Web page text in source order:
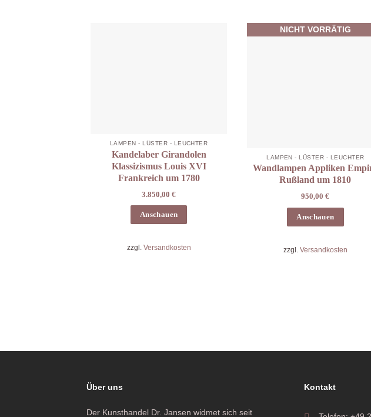
LAMPEN - LÜSTER - LEUCHTER
Kandelaber Girandolen
Klassizismus Louis XVI
Frankreich um 1780
3.850,00€
Anschauen
zzgl. Versandkosten
NICHT VORRÄTIG
LAMPEN - LÜSTER - LEUCHTER
Wandlampen Appliken
Rußland um 1810
950,00€
Anschauen
zzgl. Versandkosten
Über uns
Der Kunsthandel Dr. Jansen widmet sich seit
Kontakt